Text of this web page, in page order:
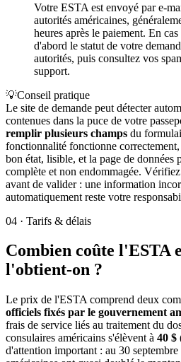
Votre ESTA est envoyé par e-
autorités américaines,
heures après le paiement. En
d'abord le statut de votre
autorités, puis consultez vos
support.
💡Conseil pratique
Le site de demande peut détecter
contenues dans la puce de votre
remplir plusieurs champs du
fonctionnalité fonctionne
bon état, lisible, et la page de données
complète et non endommagée.
avant de valider : une information
automatiquement reste votre
04 · Tarifs & délais
Combien coûte l'ESTA
l'obtient-on ?
Le prix de l'ESTA comprend deux
officiels fixés par le gouvernement
frais de service liés au traitement du
consulaires américains s'élèvent à 40 $
d'attention important : au 30